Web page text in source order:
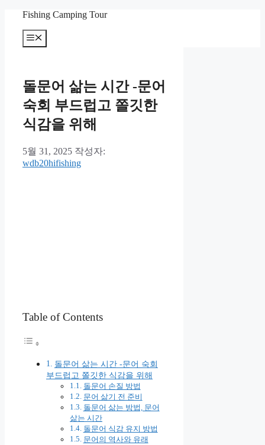
Fishing Camping Tour
메
뉴
돌문어 삶는 시간 -문어
숙회 부드럽고 쫄깃한
식감을 위해
5월 31, 2025 작성자:
wdb20hifishing
Table of Contents
돌문어 삶는 시간 -문어 숙회
부드럽고 쫄깃한 식감을 위해
돌문어 손질 방법
문어 삶기 전 준비
돌문어 삶는 방법, 문어
삶는 시간
돌문어 식감 유지 방법
문어의 역사와 유래